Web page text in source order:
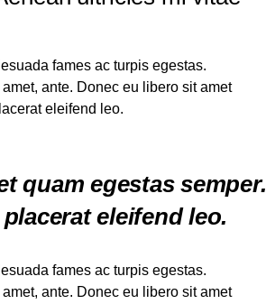
fames ac turpis egestas.
ante. Donec eu libero sit amet
eleifend leo.
quam egestas semper.
eleifend leo.
fames ac turpis egestas.
ante. Donec eu libero sit amet